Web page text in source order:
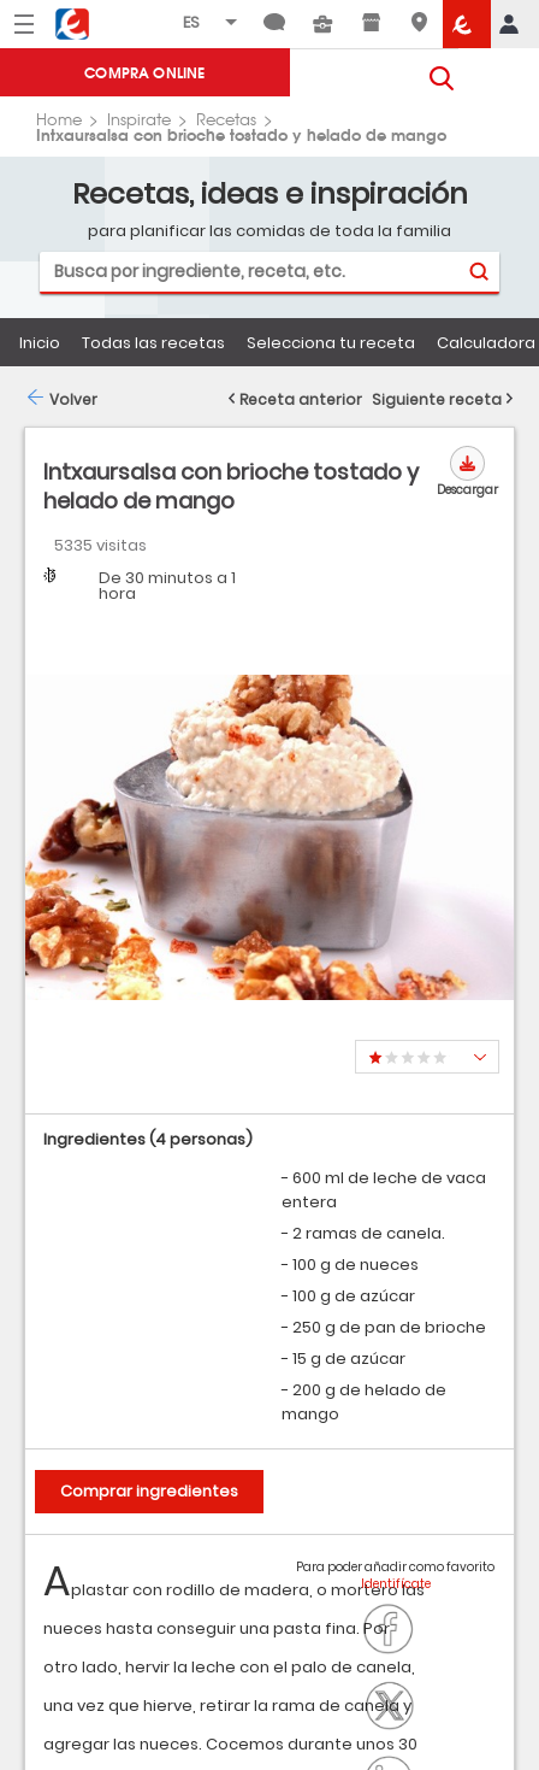
Menú Eroski
COMPRA ONLINE
Home Inspirate Recetas
Intxaursalsa con brioche tostado y helado de mango
Recetas, ideas e inspiración
para planificar las comidas de toda la familia
Inicio Todas las recetas Selecciona tu receta
Intxaursalsa con brioche tostado y
helado de mango
5335 visitas
Dificultad
Tiempo De 30 minutos a 1
hora
Descargar
Aplastar con rodillo de madera, o mortero las
nueces hasta conseguir una pasta fina. Por
otro lado, hervir la leche con el palo de canela,
una vez que hierve, retirar la rama de canela y
agregar las nueces. Cocemos durante unos 30
Para poder añadir como favorito
Ingredientes(4 personas)
- 600 ml de leche de vaca
entera
- 2 ramas de canela.
- 100 g de nueces
- 100 g de azúcar
- 250 g de pan de brioche
- 15 g de azúcar
- 200 g de helado de
mango
Comprar ingredientes
Volver Receta anterior Siguiente receta